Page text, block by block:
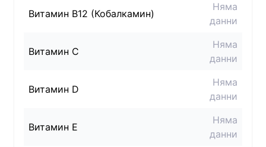
Витамин B12 (Кобалкамин)
Няма
данни
Витамин C
Няма
данни
Витамин D
Няма
данни
Витамин E
Няма
данни